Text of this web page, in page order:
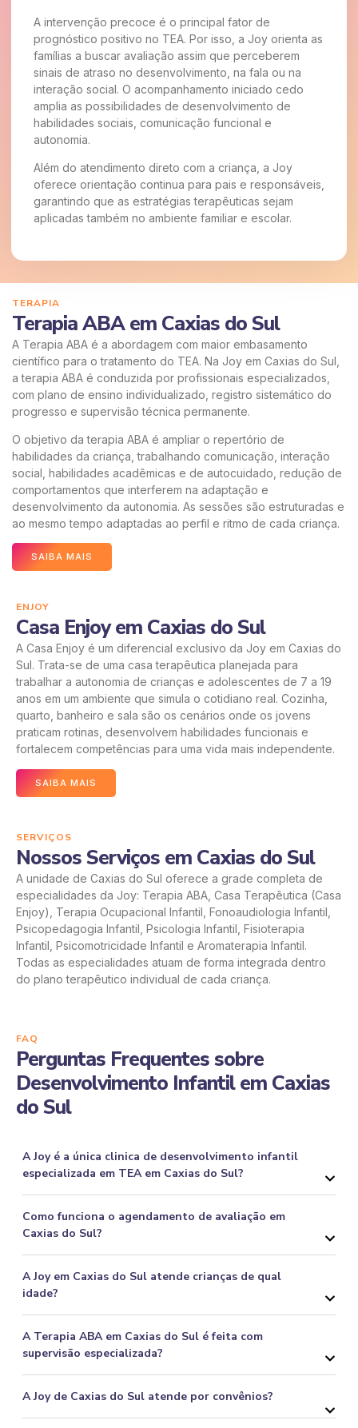
A intervenção precoce é o principal fator de
prognóstico positivo no TEA. Por isso, a Joy orienta as
famílias a buscar avaliação assim que perceberem
sinais de atraso no desenvolvimento, na fala ou na
interação social. O acompanhamento iniciado cedo
amplia as possibilidades de desenvolvimento de
habilidades sociais, comunicação funcional e
autonomia.
Além do atendimento direto com a criança, a Joy
oferece orientação continua para pais e responsáveis,
garantindo que as estratégias terapêuticas sejam
aplicadas também no ambiente familiar e escolar.
TERAPIA
Terapia ABA em Caxias do Sul
A Terapia ABA é a abordagem com maior embasamento
científico para o tratamento do TEA. Na Joy em Caxias do Sul,
a terapia ABA é conduzida por profissionais especializados,
com plano de ensino individualizado, registro sistemático do
progresso e supervisão técnica permanente.
O objetivo da terapia ABA é ampliar o repertório de
habilidades da criança, trabalhando comunicação, interação
social, habilidades acadêmicas e de autocuidado, redução de
comportamentos que interferem na adaptação e
desenvolvimento da autonomia. As sessões são estruturadas e
ao mesmo tempo adaptadas ao perfil e ritmo de cada criança.
SAIBA MAIS
ENJOY
Casa Enjoy em Caxias do Sul
A Casa Enjoy é um diferencial exclusivo da Joy em Caxias do
Sul. Trata-se de uma casa terapêutica planejada para
trabalhar a autonomia de crianças e adolescentes de 7 a 19
anos em um ambiente que simula o cotidiano real. Cozinha,
quarto, banheiro e sala são os cenários onde os jovens
praticam rotinas, desenvolvem habilidades funcionais e
fortalecem competências para uma vida mais independente.
SAIBA MAIS
SERVIÇOS
Nossos Serviços em Caxias do Sul
A unidade de Caxias do Sul oferece a grade completa de
especialidades da Joy: Terapia ABA, Casa Terapêutica (Casa
Enjoy), Terapia Ocupacional Infantil, Fonoaudiologia Infantil,
Psicopedagogia Infantil, Psicologia Infantil, Fisioterapia
Infantil, Psicomotricidade Infantil e Aromaterapia Infantil.
Todas as especialidades atuam de forma integrada dentro
do plano terapêutico individual de cada criança.
FAQ
Perguntas Frequentes sobre
Desenvolvimento Infantil em Caxias
do Sul
A Joy é a única clinica de desenvolvimento infantil
especializada em TEA em Caxias do Sul?
Como funciona o agendamento de avaliação em
Caxias do Sul?
A Joy em Caxias do Sul atende crianças de qual
idade?
A Terapia ABA em Caxias do Sul é feita com
supervisão especializada?
A Joy de Caxias do Sul atende por convênios?